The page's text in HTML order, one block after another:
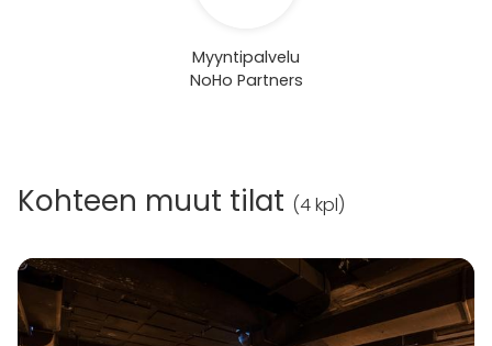
Myyntipalvelu
NoHo Partners
Kohteen muut tilat (4 kpl)